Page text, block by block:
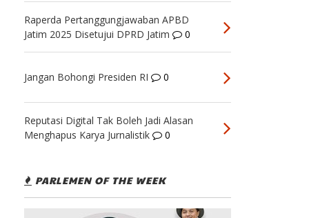
Raperda Pertanggungjawaban APBD
Jatim 2025 Disetujui DPRD Jatim
0
Jangan Bohongi Presiden RI 0
Reputasi Digital Tak Boleh Jadi Alasan
Menghapus Karya Jurnalistik
0
PARLEMEN OF THE WEEK